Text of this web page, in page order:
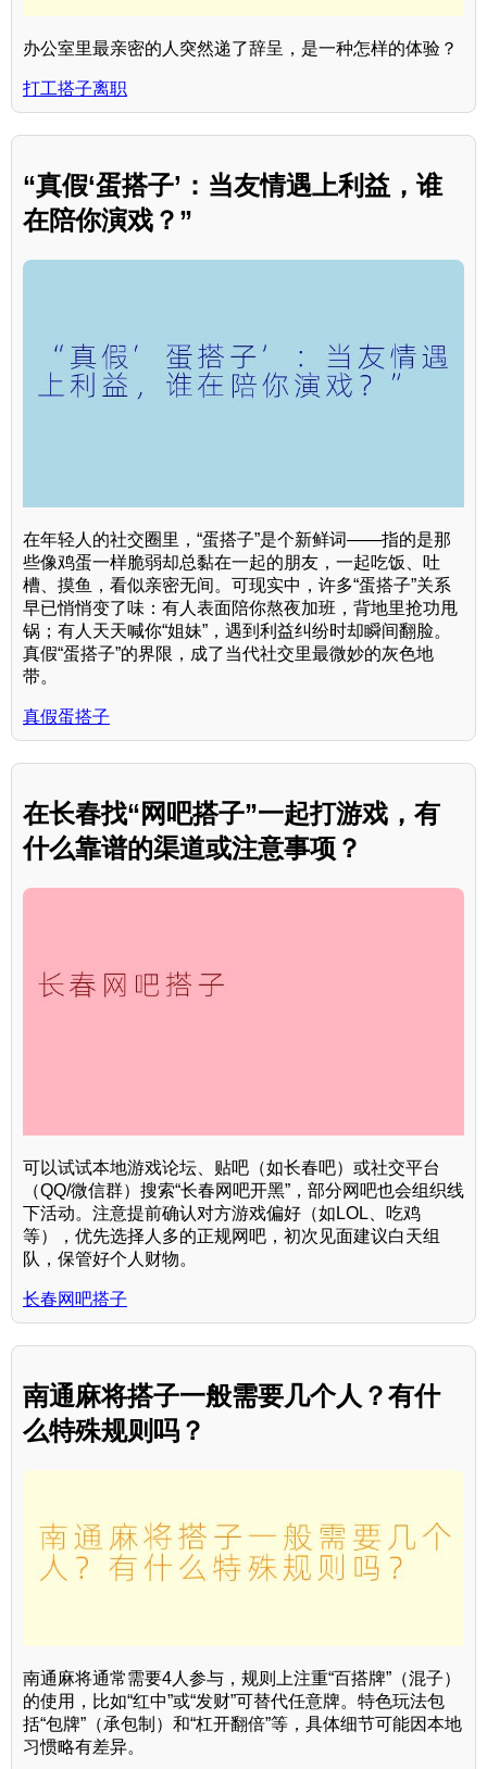
办公室里最亲密的人突然递了辞呈，是一种怎样的体验？
打工搭子离职
“真假‘蛋搭子’：当友情遇上利益，谁
在陪你演戏？”
在年轻人的社交圈里，“蛋搭子”是个新鲜词——指的是那
些像鸡蛋一样脆弱却总黏在一起的朋友，一起吃饭、吐
槽、摸鱼，看似亲密无间。可现实中，许多“蛋搭子”关系
早已悄悄变了味：有人表面陪你熬夜加班，背地里抢功甩
锅；有人天天喊你“姐妹”，遇到利益纠纷时却瞬间翻脸。
真假“蛋搭子”的界限，成了当代社交里最微妙的灰色地
带。
真假蛋搭子
在长春找“网吧搭子”一起打游戏，有
什么靠谱的渠道或注意事项？
可以试试本地游戏论坛、贴吧（如长春吧）或社交平台
（QQ/微信群）搜索“长春网吧开黑”，部分网吧也会组织线
下活动。注意提前确认对方游戏偏好（如LOL、吃鸡
等），优先选择人多的正规网吧，初次见面建议白天组
队，保管好个人财物。
长春网吧搭子
南通麻将搭子一般需要几个人？有什
么特殊规则吗？
南通麻将通常需要4人参与，规则上注重“百搭牌”（混子）
的使用，比如“红中”或“发财”可替代任意牌。特色玩法包
括“包牌”（承包制）和“杠开翻倍”等，具体细节可能因本地
习惯略有差异。